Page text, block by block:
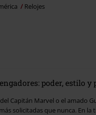
Relojes
poder, estilo
Capitán Marvel o el amado
solicitadas que nunca. En